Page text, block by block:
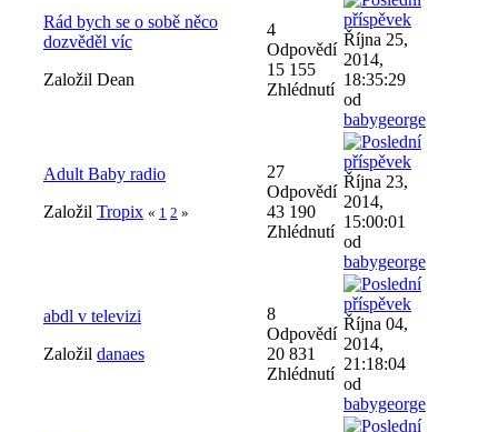
Rád bych se o sobě něco
dozvěděl víc
Založil Dean
4
Odpovědí
15 155
Zhlédnutí
Října 25,
2014,
18:35:29
od
babygeorge
Adult Baby radio
Založil Tropix « 1 2 »
27
Odpovědí
43 190
Zhlédnutí
Října 23,
2014,
15:00:01
od
babygeorge
abdl v televizi
Založil danaes
8
Odpovědí
20 831
Zhlédnutí
Října 04,
2014,
21:18:04
od
babygeorge